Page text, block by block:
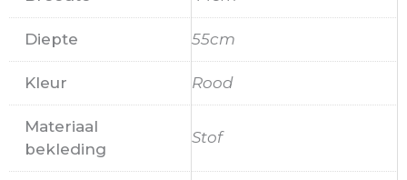
Diepte 55cm
Kleur Rood
Materiaal
bekleding
Stof